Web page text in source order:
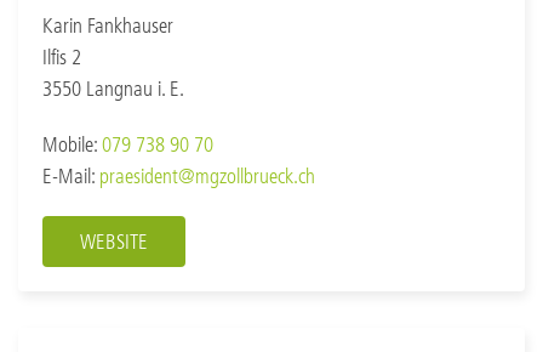
Karin Fankhauser
Ilfis 2
3550 Langnau i. E.
Mobile: 079 738 90 70
E-Mail: praesident@mgzollbrueck.ch
WEBSITE